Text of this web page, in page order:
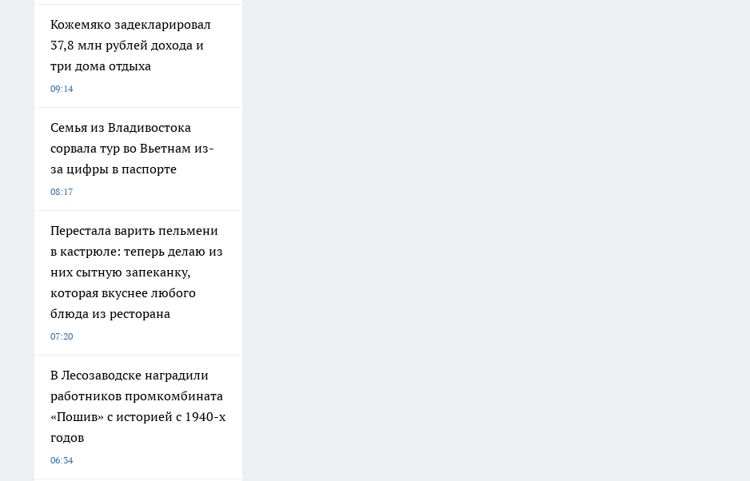
Кожемяко задекларировал
37,8 млн рублей дохода и
три дома отдыха
09:14
Семья из Владивостока
сорвала тур во Вьетнам из-
за цифры в паспорте
08:17
Перестала варить пельмени
в кастрюле: теперь делаю из
них сытную запеканку,
которая вкуснее любого
блюда из ресторана
07:20
В Лесозаводске наградили
работников промкомбината
«Пошив» с историей с 1940-х
годов
06:34